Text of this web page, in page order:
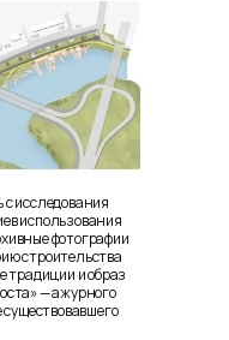
исследования
использования
фотографии
строительства
традиции и образ
— ажурного